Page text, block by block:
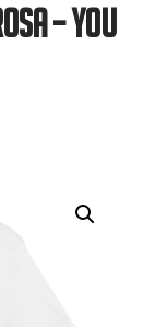
– You